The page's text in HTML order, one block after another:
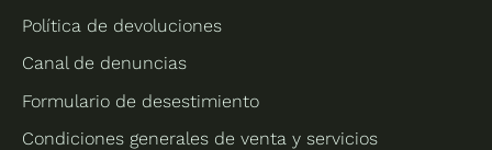
Política de devoluciones
Canal de denuncias
Formulario de desestimiento
Condiciones generales de venta y servicios